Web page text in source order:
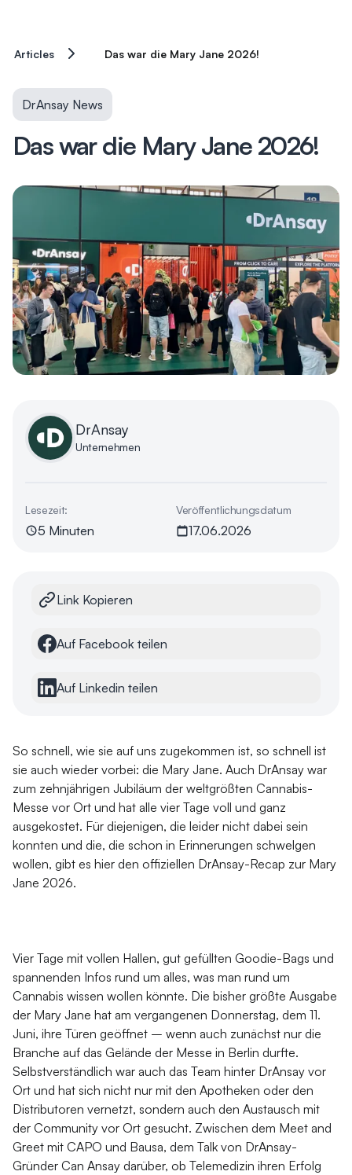
DrAnsay
Unternehmen
Lesezeit:
5 Minuten
Veröffentlichungsdatum
17.06.2026
Link Kopieren
Auf Facebook teilen
Auf Linkedin teilen
Articles Das war die Mary Jane 2026!
DrAnsay News
Das war die Mary Jane 2026!
So schnell, wie sie auf uns zugekommen ist, so schnell ist
sie auch wieder vorbei: die Mary Jane. Auch DrAnsay war
zum zehnjährigen Jubiläum der weltgrößten Cannabis-
Messe vor Ort und hat alle vier Tage voll und ganz
ausgekostet. Für diejenigen, die leider nicht dabei sein
konnten und die, die schon in Erinnerungen schwelgen
wollen, gibt es hier den offiziellen DrAnsay-Recap zur Mary
Jane 2026.
Vier Tage mit vollen Hallen, gut gefüllten Goodie-Bags und
spannenden Infos rund um alles, was man rund um
Cannabis wissen wollen könnte. Die bisher größte Ausgabe
der Mary Jane hat am vergangenen Donnerstag, dem 11.
Juni, ihre Türen geöffnet – wenn auch zunächst nur die
Branche auf das Gelände der Messe in Berlin durfte.
Selbstverständlich war auch das Team hinter DrAnsay vor
Ort und hat sich nicht nur mit den Apotheken oder den
Distributoren vernetzt, sondern auch den Austausch mit
der Community vor Ort gesucht. Zwischen dem Meet and
Greet mit CAPO und Bausa, dem Talk von DrAnsay-
Gründer Can Ansay darüber, ob Telemedizin ihren Erfolg